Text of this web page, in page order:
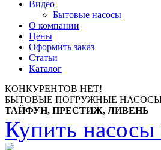
Видео
Бытовые насосы
О компании
Цены
Оформить заказ
Статьи
Каталог
КОНКУРЕНТОВ НЕТ!
БЫТОВЫЕ ПОГРУЖНЫЕ
ТАЙФУН, ПРЕСТИЖ, ЛИВЕНЬ
Купить насосы